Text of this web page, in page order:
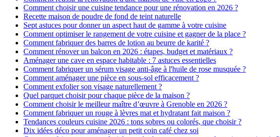
Comment choisir une cuisine tendance pour une rénovation en 2026 ?
Recette maison de poudre de fond de teint naturelle
Sept astuces pour donner un aspect haut de gamme à votre cuisine
Comment optimiser le rangement de votre cuisine et gagner de la place ?
Comment fabriquer des barres de lotion au beurre de karité ?
Comment rénover un balcon en 2026 : étapes, budget et matériaux ?
Aménager une cave en espace habitable : 7 astuces essentielles
Comment fabriquer un sérum visage anti-âge à l'huile de rose musquée ?
Comment aménager une pièce en sous-sol efficacement ?
Comment exfolier son visage naturellement ?
Quel parquet choisir pour chaque pièce de la maison ?
Comment choisir le meilleur maître d’œuvre à Grenoble en 2026 ?
Comment fabriquer un rouge à lèvres mat et hydratant fait maison ?
Tendances couleurs cuisine 2026 : tons sobres ou colorés, que choisir ?
Dix idées déco pour aménager un petit coin café chez soi